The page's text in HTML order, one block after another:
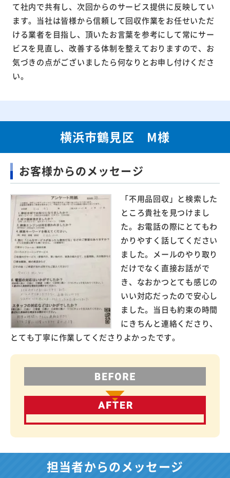
て社内で共有し、次回からのサービス提供に反映してい
ます。当社は皆様から信頼して回収作業をお任せいただ
ける業者を目指し、頂いたお言葉を参考にして常にサー
ビスを見直し、改善する体制を整えておりますので、お
気づきの点がございましたら何なりとお申し付けくださ
い。
横浜市鶴見区 M様
お客様からのメッセージ
「不用品回収」と検索した
ところ貴社を見つけまし
た。お電話の際にとてもわ
かりやすく話してください
ました。メールのやり取り
だけでなく直接お話がで
き、なおかつとても感じの
いい対応だったので安心し
ました。当日も約束の時間
にきちんと連絡くださり、
とても丁寧に作業してくださりよかったです。
担当者からのメッセージ